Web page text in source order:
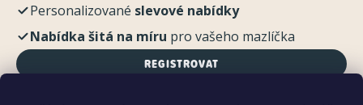
Personalizované slevové nabídky
Nabídka šitá na míru pro vašeho mazlíčka
REGISTROVAT